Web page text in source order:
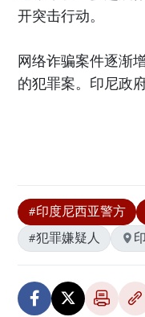
开突击行动。
网络诈骗案件逐渐
的犯罪案。印尼政
#印度尼西亚警方
#犯罪嫌疑人